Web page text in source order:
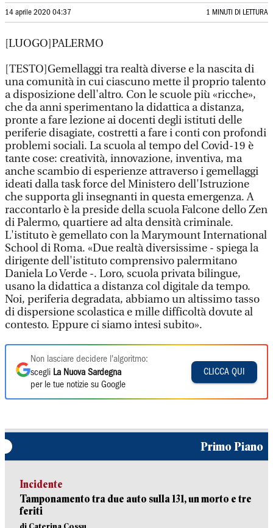
14 aprile 2020 04:37 1 MINUTI DI LETTURA
[LUOGO]PALERMO
[TESTO]Gemellaggi tra realtà diverse e la nascita di
una comunità in cui ciascuno mette il proprio talento
a disposizione dell'altro. Con le scuole più «ricche»,
che da anni sperimentano la didattica a distanza,
pronte a fare lezione ai docenti degli istituti delle
periferie disagiate, costretti a fare i conti con profondi
problemi sociali. La scuola al tempo del Covid-19 è
tante cose: creatività, innovazione, inventiva, ma
anche scambio di esperienze attraverso i gemellaggi
ideati dalla task force del Ministero dell'Istruzione
che supporta gli insegnanti in questa emergenza. A
raccontarlo è la preside della scuola Falcone dello Zen
di Palermo, quartiere ad alta densità criminale.
L'istituto è gemellato con la Marymount International
School di Roma. «Due realtà diversissime - spiega la
dirigente dell'istituto comprensivo palermitano
Daniela Lo Verde -. Loro, scuola privata bilingue,
usano la didattica a distanza col digitale da tempo.
Noi, periferia degradata, abbiamo un altissimo tasso
di dispersione scolastica e mille difficoltà dovute al
contesto. Eppure ci siamo intesi subito».
Non lasciare decidere l'algoritmo:
scegli La Nuova Sardegna
per le tue notizie su Google
CLICCA QUI
Primo Piano
Incidente
Tamponamento tra due auto sulla 131, un morto e tre
feriti